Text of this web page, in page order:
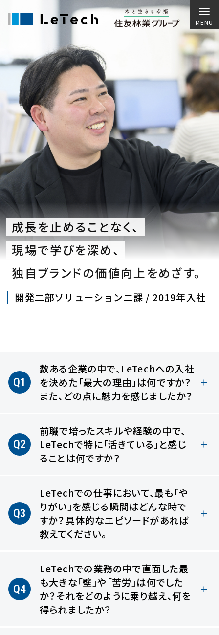
成長を止めることなく、
現場で学びを深め、
独自ブランドの価値向上をめざす。
開発二部ソリューション二課 / 2019年入社
Q1
数ある企業の中で、LeTechへの入社
を決めた「最大の理由」は何ですか？
また、どの点に魅力を感じましたか？
Q2
前職で培ったスキルや経験の中で、
LeTechで特に「活きている」と感じ
ることは何ですか？
Q3
LeTechでの仕事において、最も「や
りがい」を感じる瞬間はどんな時で
すか？具体的なエピソードがあれば
教えてください。
Q4
LeTechでの業務の中で直面した最
も大きな「壁」や「苦労」は何でした
か？それをどのように乗り越え、何を
得られましたか？